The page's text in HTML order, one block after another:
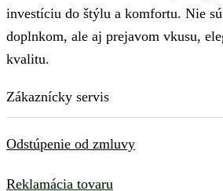
investíciu do štýlu a komfortu. Nie
doplnkom, ale aj prejavom vkusu,
kvalitu.
Zákaznícky servis
Odstúpenie od zmluvy
Reklamácia tovaru